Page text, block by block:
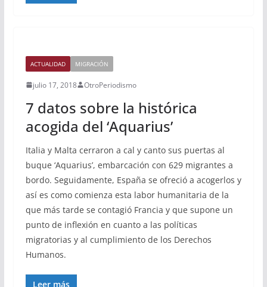
ACTUALIDAD MIGRACIÓN
julio 17, 2018 OtroPeriodismo
7 datos sobre la histórica
acogida del ‘Aquarius’
Italia y Malta cerraron a cal y canto sus puertas al
buque ‘Aquarius’, embarcación con 629 migrantes a
bordo. Seguidamente, España se ofreció a acogerlos y
así es como comienza esta labor humanitaria de la
que más tarde se contagió Francia y que supone un
punto de inflexión en cuanto a las políticas
migratorias y al cumplimiento de los Derechos
Humanos.
Leer más